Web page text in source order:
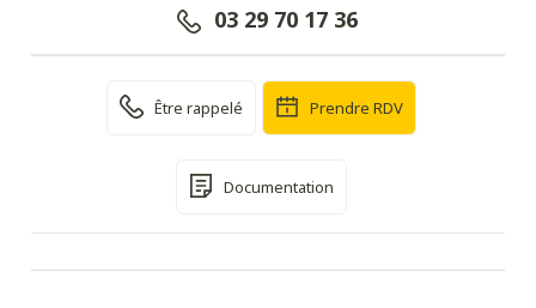
03 29 70 17 36
Être rappelé Prendre RDV
Documentation